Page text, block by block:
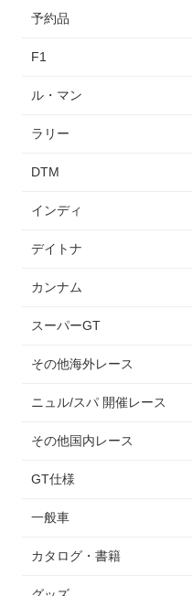
予約品
F1
ル・マン
ラリー
DTM
インディ
デイトナ
カンナム
スーパーGT
その他海外レース
ニュル/スパ 開催レース
その他国内レース
GT仕様
一般車
カタログ・書籍